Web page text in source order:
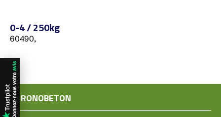
0-4 / 250kg
60490,
CHRONOBETON